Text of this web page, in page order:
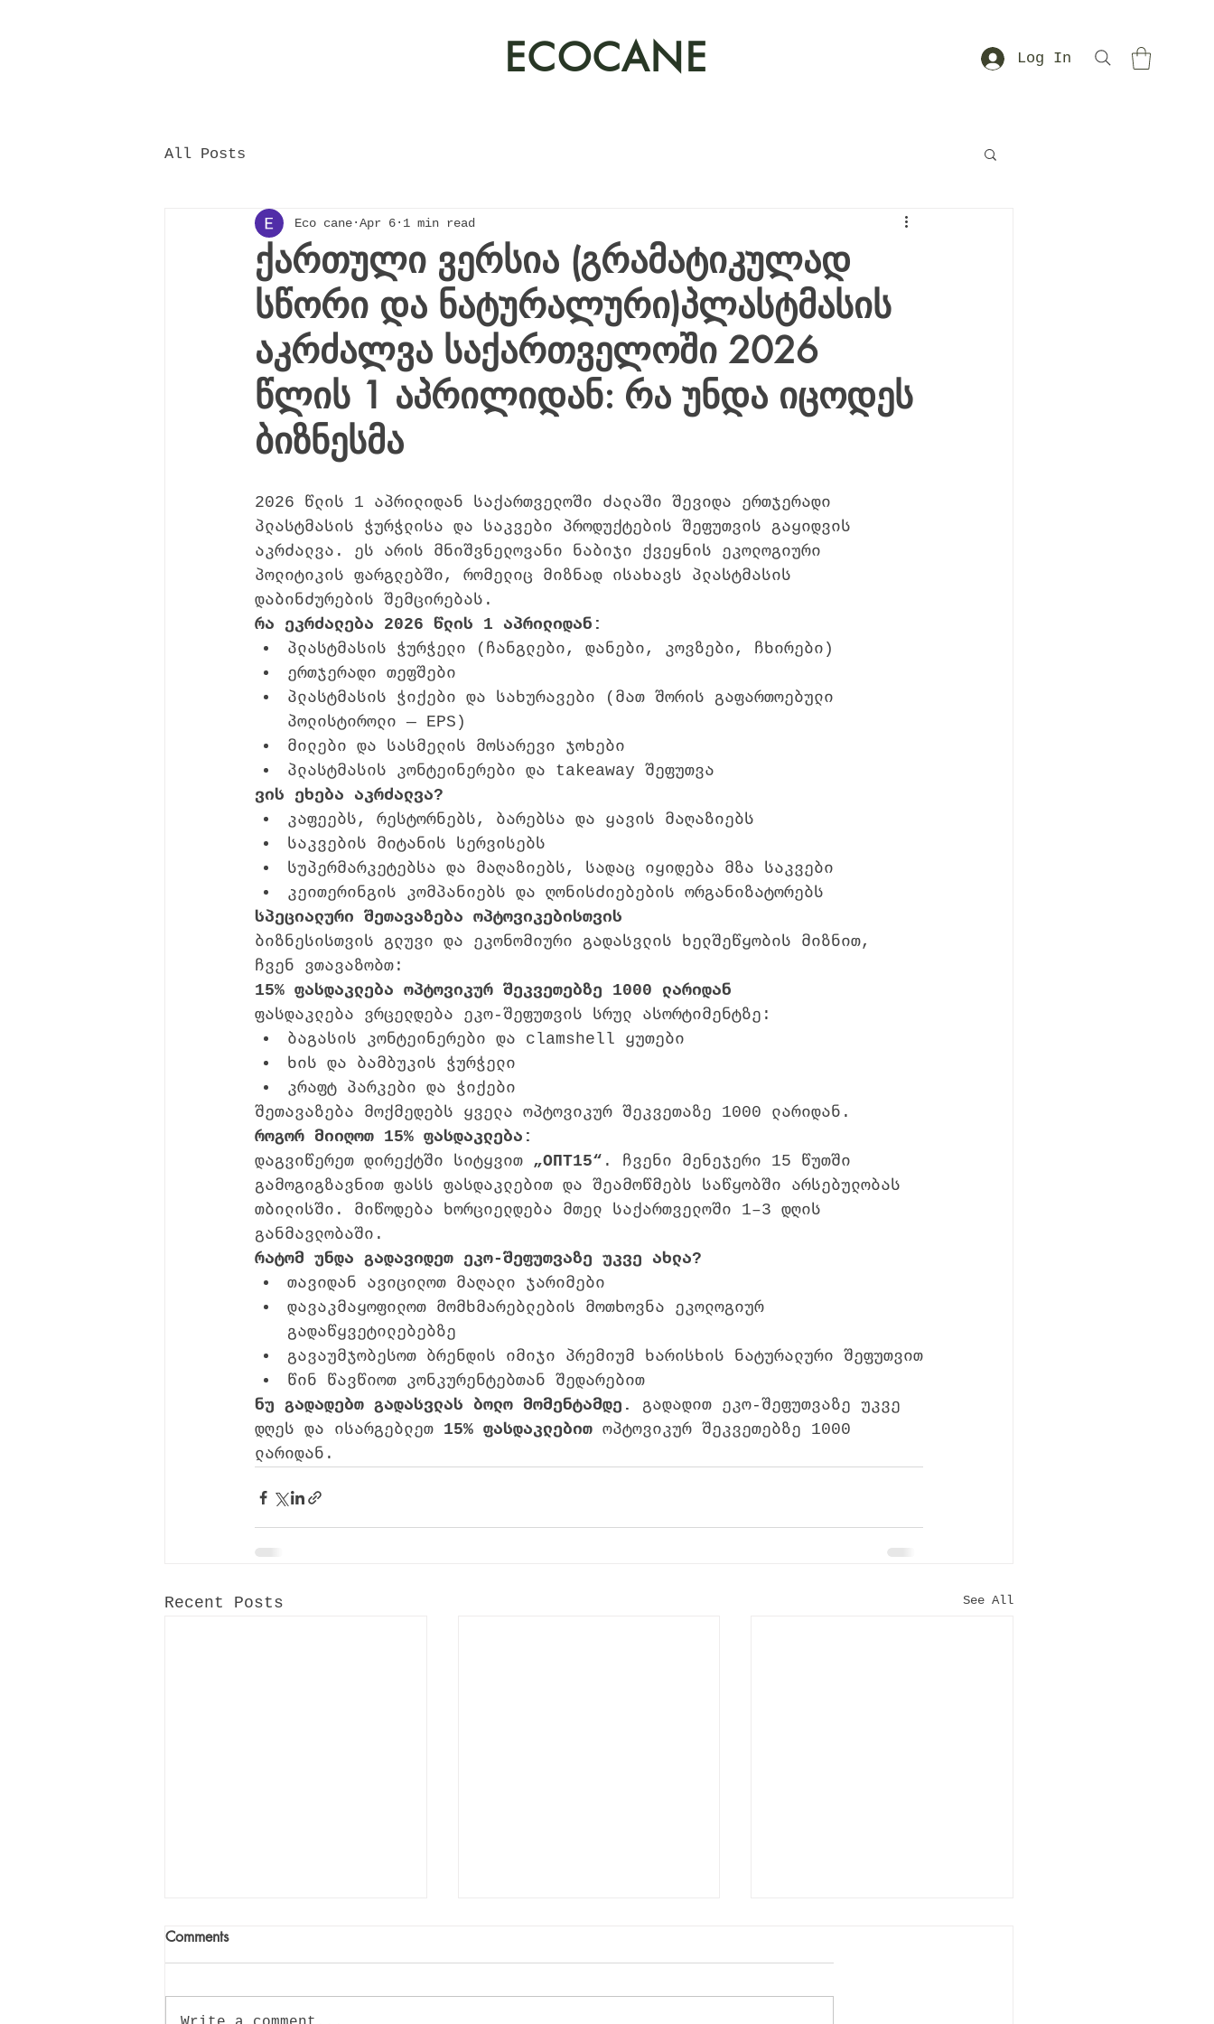
ECOCANE Log In
All Posts
ქართული ვერსია (გრამატიკულად
სწორი და ნატურალური)პლასტმასის
აკრძალვა საქართველოში 2026
წლის 1 აპრილიდან: რა უნდა იცოდეს
ბიზნესმა
Eco cane Apr 6 1 min read
2026 წლის 1 აპრილიდან საქართველოში ძალაში შევიდა ერთჯერადი
პლასტმასის ჭურჭლისა და საკვები პროდუქტების შეფუთვის გაყიდვის
აკრძალვა. ეს არის მნიშვნელოვანი ნაბიჯი ქვეყნის ეკოლოგიური
პოლიტიკის ფარგლებში, რომელიც მიზნად ისახავს პლასტმასის
დაბინძურების შემცირებას.
რა ეკრძალება 2026 წლის 1 აპრილიდან:
პლასტმასის ჭურჭელი (ჩანგლები, დანები, კოვზები, ჩხირები)
ერთჯერადი თეფშები
პლასტმასის ჭიქები და სახურავები (მათ შორის გაფართოებული
პოლისტიროლი — EPS)
მილები და სასმელის მოსარევი ჯოხები
პლასტმასის კონტეინერები და takeaway შეფუთვა
ვის ეხება აკრძალვა?
კაფეებს, რესტორნებს, ბარებსა და ყავის მაღაზიებს
საკვების მიტანის სერვისებს
სუპერმარკეტებსა და მაღაზიებს, სადაც იყიდება მზა საკვები
კეითერინგის კომპანიებს და ღონისძიებების ორგანიზატორებს
სპეციალური შეთავაზება ოპტოვიკებისთვის
ბიზნესისთვის გლუვი და ეკონომიური გადასვლის ხელშეწყობის მიზნით,
ჩვენ ვთავაზობთ:
15% ფასდაკლება ოპტოვიკურ შეკვეთებზე 1000 ლარიდან
ფასდაკლება ვრცელდება ეკო-შეფუთვის სრულ ასორტიმენტზე:
ბაგასის კონტეინერები და clamshell ყუთები
ხის და ბამბუკის ჭურჭელი
კრაფტ პარკები და ჭიქები
შეთავაზება მოქმედებს ყველა ოპტოვიკურ შეკვეთაზე 1000 ლარიდან.
როგორ მიიღოთ 15% ფასდაკლება:
დაგვიწერეთ დირექტში სიტყვით „ОПТ15“ . ჩვენი მენეჯერი 15 წუთში
გამოგიგზავნით ფასს ფასდაკლებით და შეამოწმებს საწყობში არსებულობას
თბილისში. მიწოდება ხორციელდება მთელ საქართველოში 1–3 დღის
განმავლობაში.
რატომ უნდა გადავიდეთ ეკო-შეფუთვაზე უკვე ახლა?
თავიდან ავიცილოთ მაღალი ჯარიმები
დავაკმაყოფილოთ მომხმარებლების მოთხოვნა ეკოლოგიურ
გადაწყვეტილებებზე
გავაუმჯობესოთ ბრენდის იმიჯი პრემიუმ ხარისხის ნატურალური შეფუთვით
წინ წავწიოთ კონკურენტებთან შედარებით
ნუ გადადებთ გადასვლას ბოლო მომენტამდე.
გადადით ეკო-შეფუთვაზე უკვე
დღეს და ისარგებლეთ 15% ფასდაკლებით ოპტოვიკურ შეკვეთებზე 1000
ლარიდან.
Recent Posts See All
Comments